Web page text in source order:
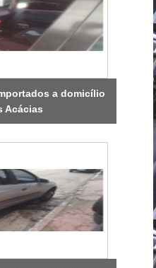
a domicílio
Acácias